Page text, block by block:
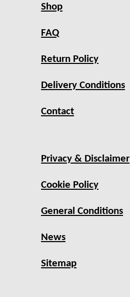
Shop
FAQ
Return Policy
Delivery Conditions
Contact
Privacy & Disclaimer
Cookie Policy
General Conditions
News
Sitemap